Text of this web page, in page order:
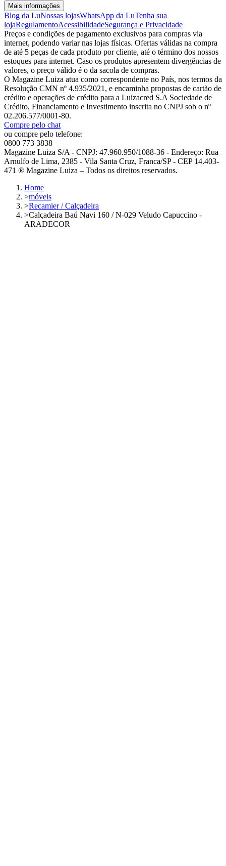
Mais informações
Blog da LuNossas lojasWhatsApp da LuTenha sua
lojaRegulamentoAcessibilidadeSegurança e Privacidade
Preços e condições de pagamento exclusivos para compras via
internet, podendo variar nas lojas físicas. Ofertas válidas na compra
de até 5 peças de cada produto por cliente, até o término dos nossos
estoques para internet. Caso os produtos apresentem divergências de
valores, o preço válido é o da sacola de compras.
O Magazine Luiza atua como correspondente no País, nos termos da
Resolução CMN nº 4.935/2021, e encaminha propostas de cartão de
crédito e operações de crédito para a Luizacred S.A Sociedade de
Crédito, Financiamento e Investimento inscrita no CNPJ sob o nº
02.206.577/0001-80.
Compre pelo chat
ou compre pelo telefone:
0800 773 3838
Magazine Luiza S/A - CNPJ: 47.960.950/1088-36 - Endereço: Rua
Arnulfo de Lima, 2385 - Vila Santa Cruz, Franca/SP - CEP 14.403-
471 ® Magazine Luiza – Todos os direitos reservados.
Home
>móveis
>Recamier / Calçadeira
>Calçadeira Baú Navi 160 / N-029 Veludo Capuccino -
ARADECOR